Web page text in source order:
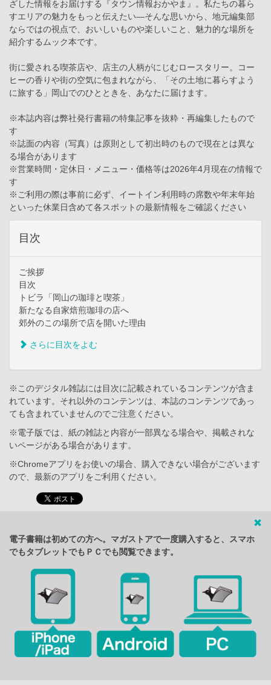
ざした情報をお届けする『タウン情報おかやま』。私たちの暮ら
すエリアの魅力をもっと伝えたい―そんな思いから、地元編集部
ならではの視点で、おいしいものや楽しいこと、魅力的な場所を
紹介するムック本です。
街に愛される喫茶店や、店主の人柄がにじむロースタリー。コー
ヒーの香りや街の空気に包まれながら、「その土地に暮らすよう
に旅する」岡山でのひとときを、あなたに届けます。
※本誌内容は弊社発行書籍の特集記事を抜粋・再編集したもので
す
※誌面の内容（写真）は原則として初出時のもので現在とは異な
る場合があります
※営業時間・定休日・メニュー・価格等は2026年4月現在の情報で
す
※ご利用の際は事前に必ず、イートイン利用時の席数や年末年始
といった休業日含めて各スポットの最新情報をご確認ください
目次
ご挨拶
目次
トビラ「岡山の珈琲と喫茶」
新たなる自家焙煎珈琲の店へ
郊外のこの場所で店を開いた理由
さらに目次をよむ
※このデジタル雑誌には目次に記載されているコンテンツが含ま
れています。それ以外のコンテンツは、本誌のコンテンツであっ
ても含まれていませんのでご注意ください。
※電子版では、紙の雑誌と内容が一部異なる場合や、掲載されな
いページがある場合があります。
※Chromeアプリをお使いの場合、購入できない場合がございます
ので、最新のアプリをご利用ください。
電子書籍は初めての方へ。マガストアで一度購入すると、スマホ
でもタブレットでもＰＣでも閲覧できます。